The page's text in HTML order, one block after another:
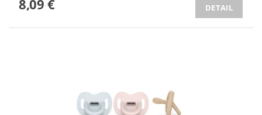
8,09 € DETAIL